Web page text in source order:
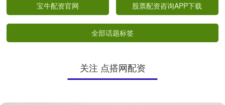
宝牛配资官网 股票配资咨询APP下载
全部话题标签
关注 点搭网配资